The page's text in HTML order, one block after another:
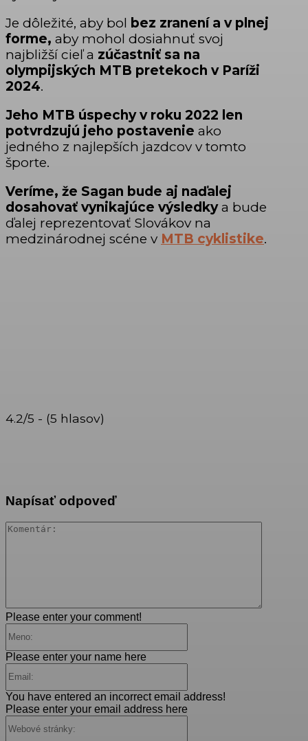
Je dôležité, aby bol bez zranení a v plnej
forme, aby mohol dosiahnuť svoj
najbližší cieľ a zúčastniť sa na
olympijských MTB pretekoch v Paríži
2024.
Jeho MTB úspechy v roku 2022 len
potvrdzujú jeho postavenie ako
jedného z najlepších jazdcov v tomto
športe.
Veríme, že Sagan bude aj naďalej
dosahovať vynikajúce výsledkya bude
ďalej reprezentovať Slovákov na
medzinárodnej scéne v MTB cyklistike.
4.2/5 - (5 hlasov)
Napísať odpoveď
Please enter your comment!
Please enter your name here
You have entered an incorrect email address!
Please enter your email address here